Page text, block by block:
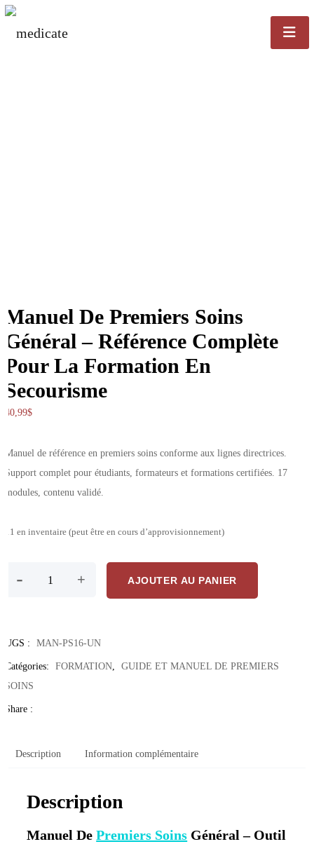
Manuel De Premiers Soins
Général – Référence Complète
Pour La Formation En
Secourisme
40,99$
Manuel de référence en premiers soins conforme aux lignes directrices.
Support complet pour étudiants, formateurs et formations certifiées. 17
modules, contenu validé.
11 en inventaire (peut être en cours d’approvisionnement)
- + AJOUTER AU PANIER
UGS : MAN-PS16-UN
Catégories: FORMATION
GUIDE ET MANUEL DE PREMIERS
SOINS
Share :
Description Information complémentaire
Description
Manuel DePremiers Soins Général – Outil